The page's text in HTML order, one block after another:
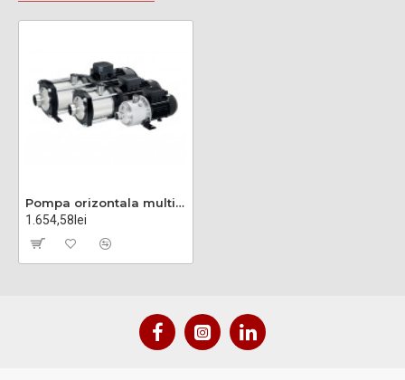
Pompa orizontala multietajata EH 5/3T
1.654,58lei